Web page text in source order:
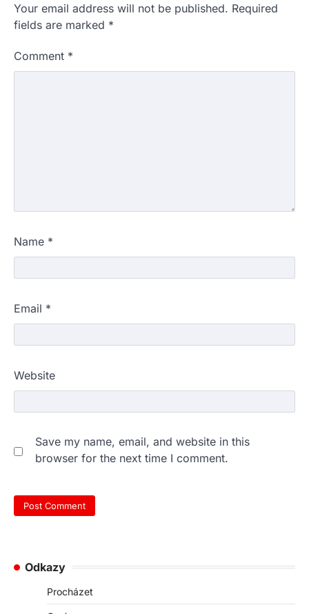
Your email address will not be published. Required
fields are marked *
Comment *
Name *
Email *
Website
Save my name, email, and website in this
browser for the next time I comment.
Odkazy
Procházet